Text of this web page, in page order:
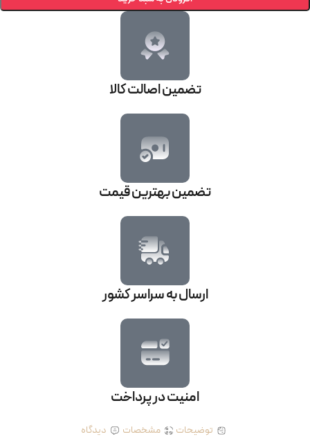
تضمین اصالت کالا
تضمین بهترین قیمت
ارسال به سراسر کشور
امنیت در پرداخت
توضیحات مشخصات دیدگاه